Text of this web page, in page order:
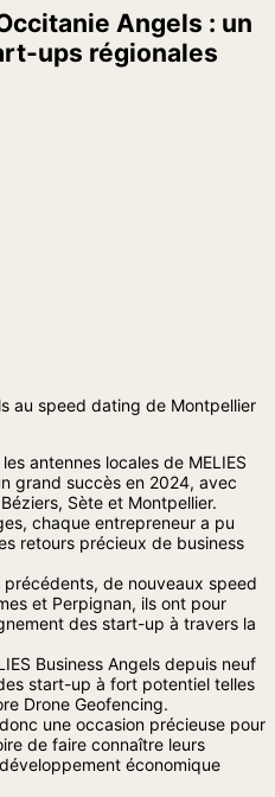
Angels : un
ups régionales
au speed dating de Montpellier
antennes locales de MELIES
grand succès en 2024, avec
Sète et Montpellier.
chaque entrepreneur a pu
retours précieux de business
de nouveaux speed
et Perpignan, ils ont pour
des start-up à travers la
Business Angels depuis neuf
start-up à fort potentiel telles
Drone Geofencing.
une occasion précieuse pour
de faire connaître leurs
économique